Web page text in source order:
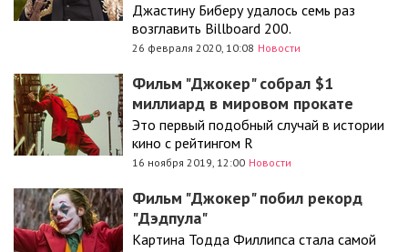
Джастину Биберу удалось семь раз
возглавить Billboard 200.
26 февраля 2020, 10:08 Новости
Фильм "Джокер" собрал $1
миллиард в мировом прокате
Это первый подобный случай в истории
кино с рейтингом R
16 ноября 2019, 12:00 Новости
Фильм "Джокер" побил рекорд
"Дэдпула"
Картина Тодда Филлипса стала самой